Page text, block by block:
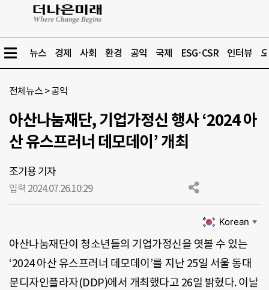
뉴스 경제 사회 환경 공익 국제 ESG·CSR 인터뷰
전체뉴스 >공익
아산나눔재단, 기업가정신 행사 ‘2024 아
산 유스프러너 데모데이’ 개최
조기용 기자
입력 2024.07.26.10:29
Korean ▼
아산나눔재단이 청소년들의 기업가정신을 엿볼 수 있는
‘2024 아산 유스프러너 데모데이’를 지난 25일 서울 동대
문디자인플라자(DDP)에서 개최했다고 26일 밝혔다. 이날